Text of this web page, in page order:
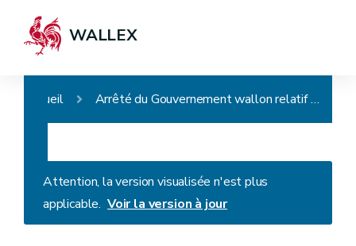
WALLEX
Accueil Arrêté du Gouvernement wallon relatif aux dépenses éligibles dans le cadre de subventions octroyées dans le domaine de l'Emploi et de la Formation professionnelle
Attention, la version visualisée n'est plus
applicable. Voir la version à jour